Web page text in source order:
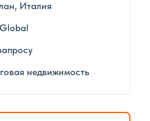
Италия
недвижимость